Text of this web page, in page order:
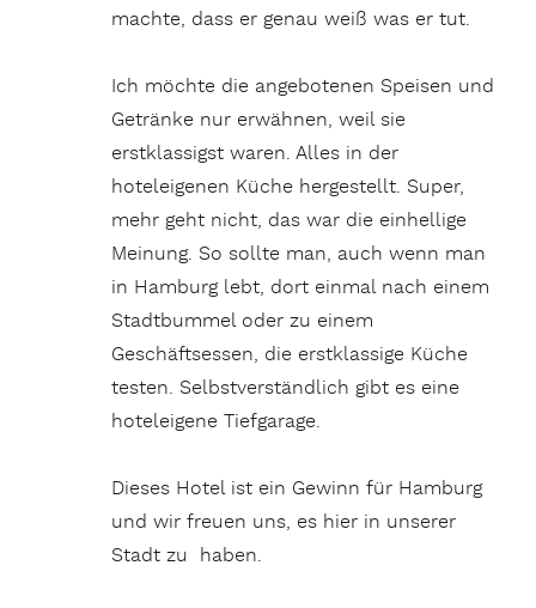
machte, dass er genau weiß was er tut.
Ich möchte die angebotenen Speisen und
Getränke nur erwähnen, weil sie
erstklassigst waren. Alles in der
hoteleigenen Küche hergestellt. Super,
mehr geht nicht, das war die einhellige
Meinung. So sollte man, auch wenn man
in Hamburg lebt, dort einmal nach einem
Stadtbummel oder zu einem
Geschäftsessen, die erstklassige Küche
testen. Selbstverständlich gibt es eine
hoteleigene Tiefgarage.
Dieses Hotel ist ein Gewinn für Hamburg
und wir freuen uns, es hier in unserer
Stadt zu haben.